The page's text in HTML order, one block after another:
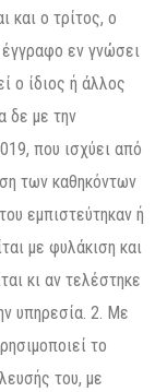
και ο τρίτος, ο
εν γνώσει
ο ίδιος ή άλλος
δε με την
που ισχύει από
των καθηκόντων
εμπιστεύτηκαν ή
με φυλάκιση και
κι αν τελέστηκε
υπηρεσία. 2. Με
το
του, με